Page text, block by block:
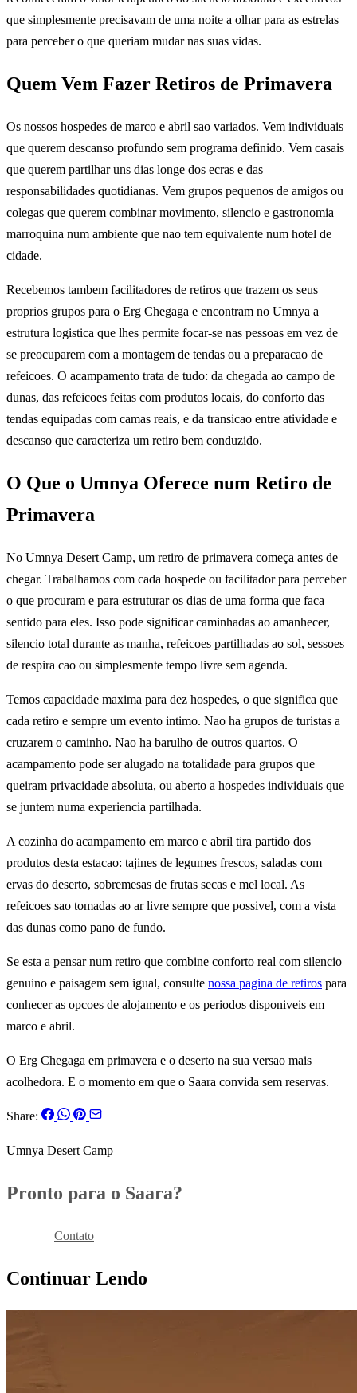
que simplesmente precisavam de uma noite a olhar para as estrelas
para perceber o que queriam mudar nas suas vidas.
Quem Vem Fazer Retiros de Primavera
Os nossos hospedes de marco e abril sao variados. Vem individuais
que querem descanso profundo sem programa definido. Vem casais
que querem partilhar uns dias longe dos ecras e das
responsabilidades quotidianas. Vem grupos pequenos de amigos ou
colegas que querem combinar movimento, silencio e gastronomia
marroquina num ambiente que nao tem equivalente num hotel de
cidade.
Recebemos tambem facilitadores de retiros que trazem os seus
proprios grupos para o Erg Chegaga e encontram no Umnya a
estrutura logistica que lhes permite focar-se nas pessoas em vez de
se preocuparem com a montagem de tendas ou a preparacao de
refeicoes. O acampamento trata de tudo: da chegada ao campo de
dunas, das refeicoes feitas com produtos locais, do conforto das
tendas equipadas com camas reais, e da transicao entre atividade e
descanso que caracteriza um retiro bem conduzido.
O Que o Umnya Oferece num Retiro de
Primavera
No Umnya Desert Camp, um retiro de primavera começa antes de
chegar. Trabalhamos com cada hospede ou facilitador para perceber
o que procuram e para estruturar os dias de uma forma que faca
sentido para eles. Isso pode significar caminhadas ao amanhecer,
silencio total durante as manha, refeicoes partilhadas ao sol, sessoes
de respira cao ou simplesmente tempo livre sem agenda.
Temos capacidade maxima para dez hospedes, o que significa que
cada retiro e sempre um evento intimo. Nao ha grupos de turistas a
cruzarem o caminho. Nao ha barulho de outros quartos. O
acampamento pode ser alugado na totalidade para grupos que
queiram privacidade absoluta, ou aberto a hospedes individuais que
se juntem numa experiencia partilhada.
A cozinha do acampamento em marco e abril tira partido dos
produtos desta estacao: tajines de legumes frescos, saladas com
ervas do deserto, sobremesas de frutas secas e mel local. As
refeicoes sao tomadas ao ar livre sempre que possivel, com a vista
das dunas como pano de fundo.
Se esta a pensar num retiro que combine conforto real com silencio
genuino e paisagem sem igual, consulte nossa pagina de retiros para
conhecer as opcoes de alojamento e os periodos disponiveis em
marco e abril.
O Erg Chegaga em primavera e o deserto na sua versao mais
acolhedora. E o momento em que o Saara convida sem reservas.
Share:
Umnya Desert Camp
Pronto para o Saara?
Contato
Continuar Lendo